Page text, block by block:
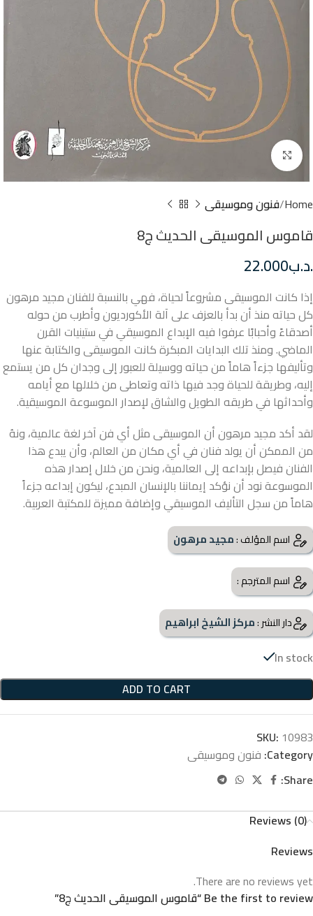
Click to enlarge
Home فنون وموسيقى
قاموس الموسيقى الحديث ج8
.د.ب22.000
إذا كانت الموسيقى مشروعاً لحياة، فهي بالنسبة للفنان مجيد مرهون
كل حياته منذ أن بدأ بالعزف على آلة الأكورديون وأطرب من حوله
أصدقاءً وأحبابًا عرفوا فيه الإبداع الموسيقي في ستينيات القرن
الماضي. ومنذ تلك البدايات المبكرة كانت الموسيقى والكتابة عنها
وتأليفها جزءاً هاماً من حياته ووسيلة للعبور إلى وجدان كل من يستمع
إليه، وطريقة للحياة وجد فيها ذاته وتعاطى من خلالها مع أيامه
وأحداثها في طريقه الطويل والشاق لإصدار الموسوعة الموسيقية.
لقد أكد مجيد مرهون أن الموسيقى مثل أي فن آخر لغة عالمية، ونهُ
من الممكن أن يولد فنان في أي مكان من العالم، وأن يبدع هذا
الفنان فيصل بإبداعه إلى العالمية، ونحن من خلال إصدار هذه
الموسوعة نود أن نؤكد إيماننا بالإنسان المبدع، ليكون إبداعه جزءاً
هاماً من سجل التأليف الموسيقي وإضافة مميزة للمكتبة العربية.
اسم المؤلف :مجيد مرهون
اسم المترجم :
دار النشر :مركز الشيخ ابراهيم
In stock
ADD TO CART
SKU: 10983
Category: فنون وموسيقى
Share:
Reviews (0)
Reviews
There are no reviews yet.
Be the first to review “قاموس الموسيقى الحديث ج8”